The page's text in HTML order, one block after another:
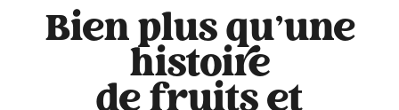
Bien plus qu’une
histoire